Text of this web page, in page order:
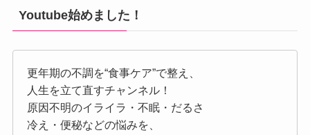
Youtube始めました！
更年期の不調を“食事ケア”で整え、
人生を立て直すチャンネル！
原因不明のイライラ・不眠・だるさ
冷え・便秘などの悩みを、